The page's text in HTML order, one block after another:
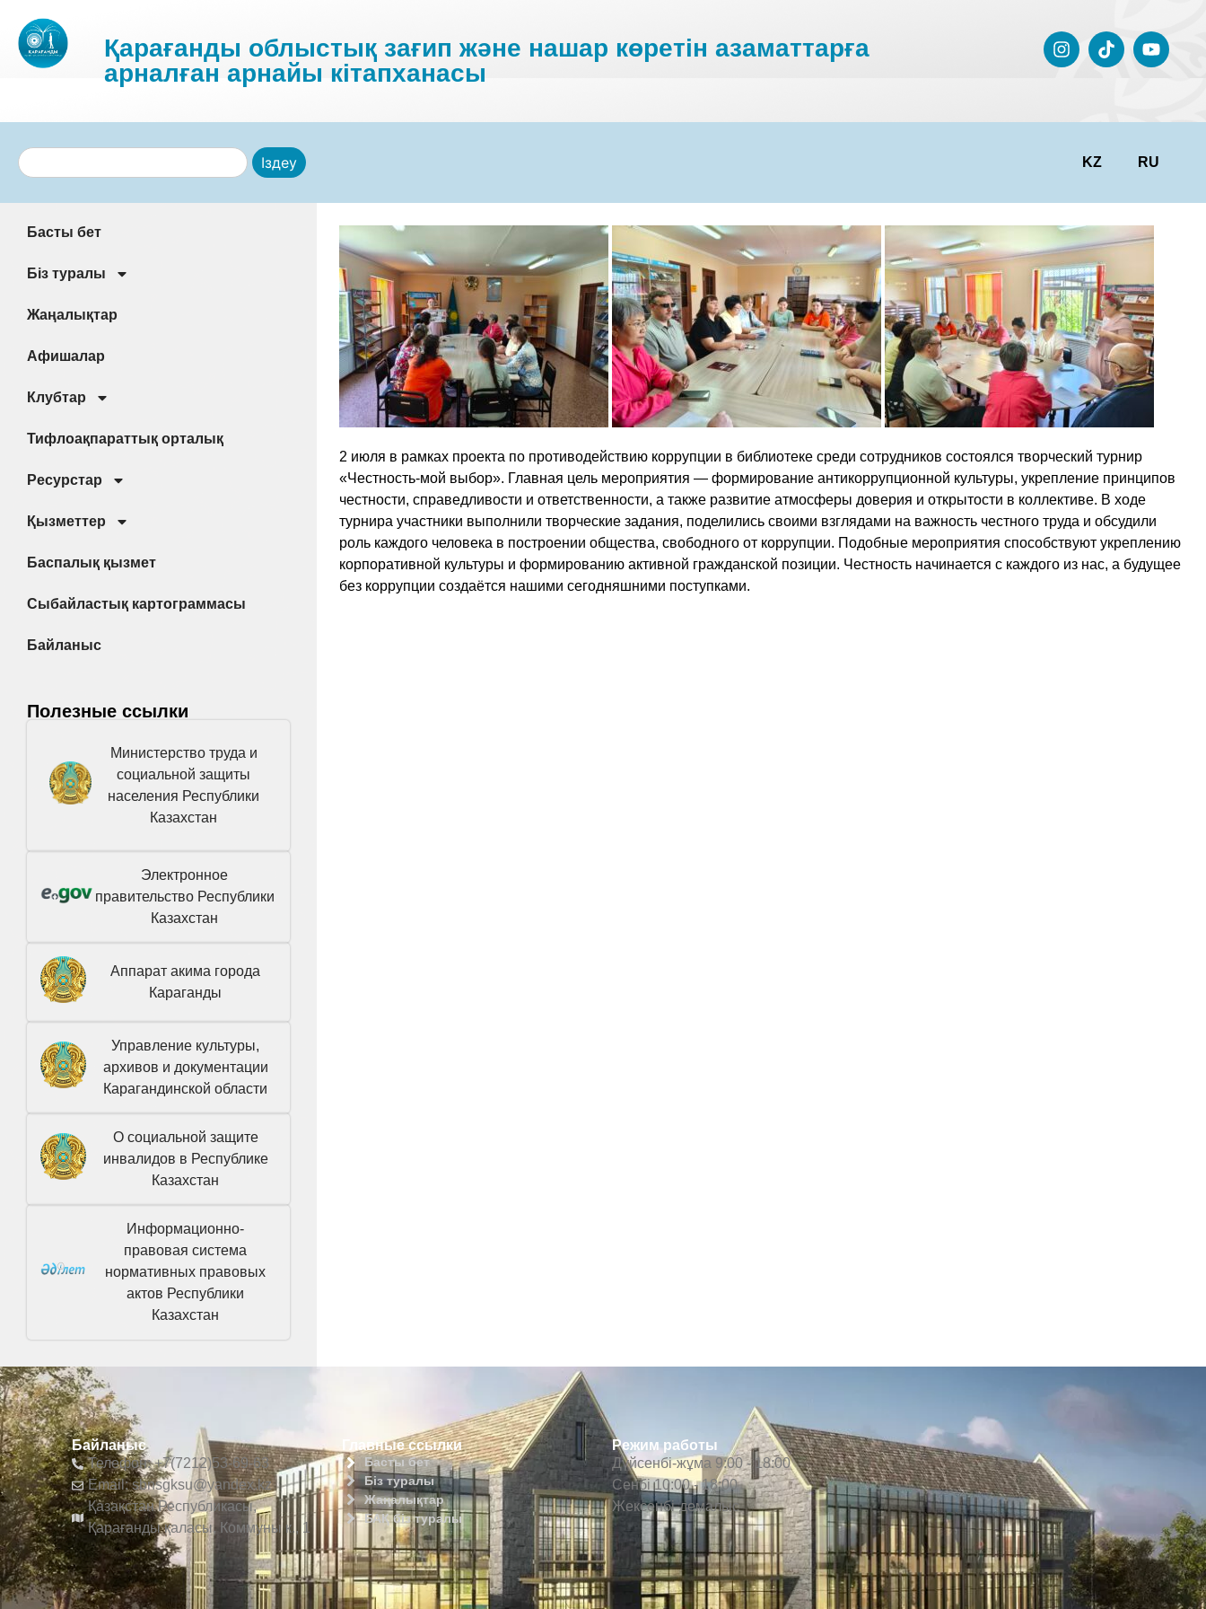
Қарағанды облыстық зағип және нашар көретін азаматтарға
арналған арнайы кітапханасы
Іздеу KZ RU
Басты бет
Біз туралы
Жаңалықтар
Афишалар
Клубтар
Тифлоақпараттық орталық
Ресурстар
Қызметтер
Баспалық қызмет
Сыбайластық картограммасы
Байланыс
Полезные ссылки
Министерство труда и
социальной защиты
населения Республики
Казахстан
Электронное
правительство Республики
Казахстан
Аппарат акима города
Караганды
Управление культуры,
архивов и документации
Карагандинской области
О социальной защите
инвалидов в Республике
Казахстан
Информационно-
правовая система
нормативных правовых
актов Республики
Казахстан
2 июля в рамках проекта по противодействию коррупции в библиотеке среди сотрудников состоялся творческий турнир
«Честность-мой выбор». Главная цель мероприятия — формирование антикоррупционной культуры, укрепление принципов
честности, справедливости и ответственности, а также развитие атмосферы доверия и открытости в коллективе. В ходе
турнира участники выполнили творческие задания, поделились своими взглядами на важность честного труда и обсудили
роль каждого человека в построении общества, свободного от коррупции. Подобные мероприятия способствуют укреплению
корпоративной культуры и формированию активной гражданской позиции. Честность начинается с каждого из нас, а будущее
без коррупции создаётся нашими сегодняшними поступками.
Байланыс
Телефон: +7(7212)53-69-63
Email: sbnsgksu@yandex.kz
Қазақстан Республикасы,
Қарағанды қаласы, Коммуны к., 1
Главные ссылки
Басты бет
Біз туралы
Жаңалықтар
БАҚ біз туралы
Режим работы
Дүйсенбі-жұма 9:00 - 18:00
Сенбі 10:00 - 18:00
Жексенбі-демалыс